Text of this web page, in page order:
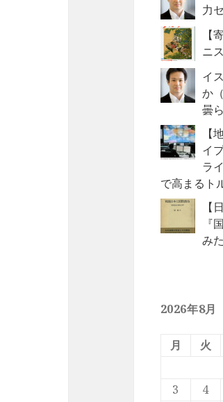
力
【
ニ
イ
か
曇
【
イ
ラ
で高まるト
【
『
みた
2026年8月
月 火
3
4